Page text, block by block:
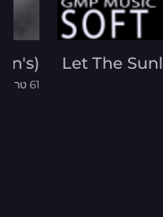
Let The
61 טראקים